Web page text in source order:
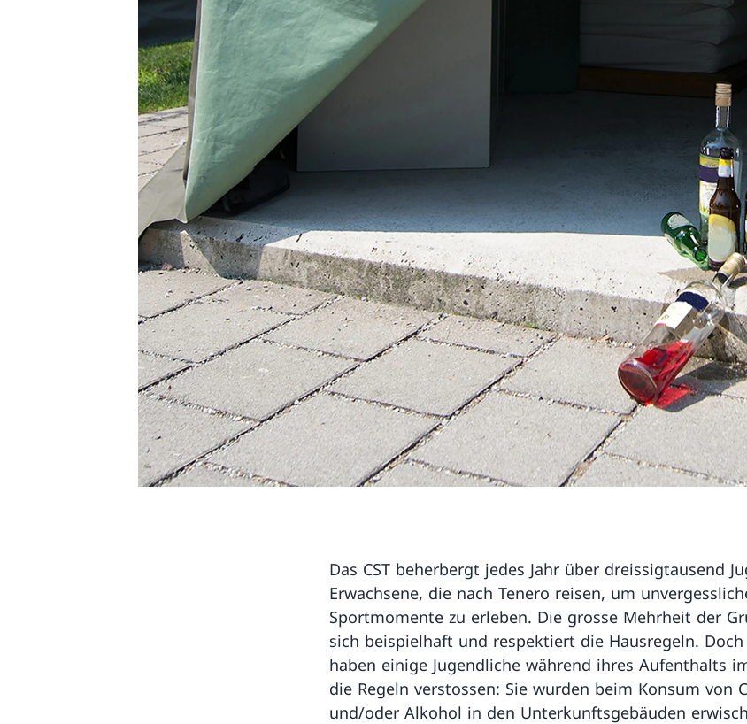
Das CST beherbergt jedes Jahr über dreissigtausend
Erwachsene, die nach Tenero reisen, um
Sportmomente zu erleben. Die grosse Mehrheit der
sich beispielhaft und respektiert die Hausregeln.
haben einige Jugendliche während ihres Aufenthalts
die Regeln verstossen: Sie wurden beim Konsum von
und/oder Alkohol in den Unterkunftsgebäuden